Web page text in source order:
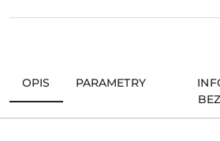
OPIS PARAMETRY